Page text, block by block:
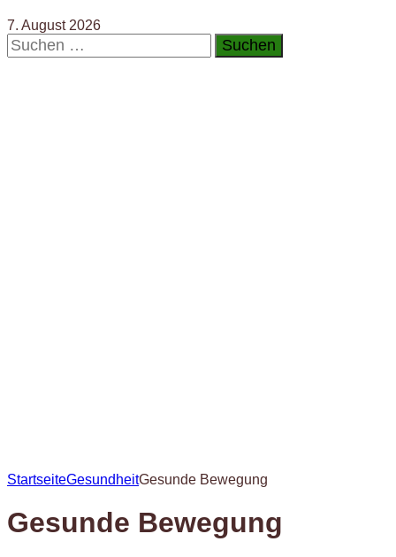
7. August 2026
Suchen
nach:
StartseiteGesundheitGesunde Bewegung
Gesunde Bewegung